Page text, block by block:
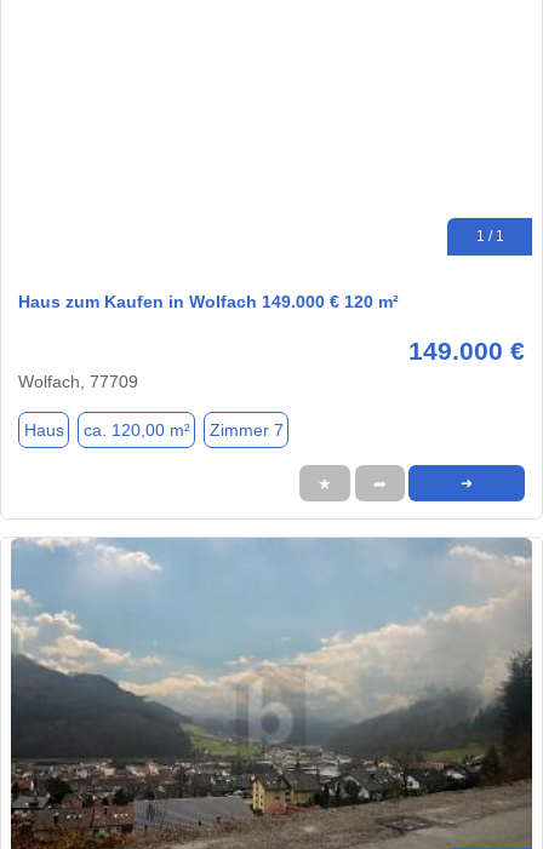
1 / 1
Haus zum Kaufen in Wolfach 149.000 € 120 m²
149.000 €
Wolfach, 77709
Haus ca. 120,00 m² Zimmer 7
★ ➦ ➜